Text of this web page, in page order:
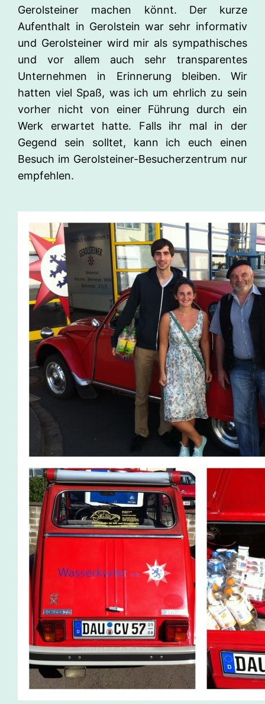
Gerolsteiner machen könnt. Der kurze
Aufenthalt in Gerolstein war sehr informativ
und Gerolsteiner wird mir als sympathisches
und vor allem auch sehr transparentes
Unternehmen in Erinnerung bleiben. Wir
hatten viel Spaß, was ich um ehrlich zu sein
vorher nicht von einer Führung durch ein
Werk erwartet hatte. Falls ihr mal in der
Gegend sein solltet, kann ich euch einen
Besuch im Gerolsteiner-Besucherzentrum nur
empfehlen.